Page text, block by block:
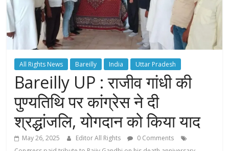
All Rights News Bareilly India Uttar Pradesh
Bareilly UP : राजीव गांधी की
पुण्यतिथि पर कांग्रेस ने दी
श्रद्धांजलि, योगदान को किया याद
May 26, 2025 Editor All Rights
0 Comments